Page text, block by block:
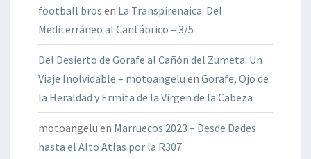
football bros en La Transpirenaica: Del
Mediterráneo al Cantábrico – 3/5
Del Desierto de Gorafe al Cañón del Zumeta: Un
Viaje Inolvidable – motoangelu en Gorafe, Ojo de
la Heraldad y Ermita de la Virgen de la Cabeza
motoangelu en Marruecos 2023 – Desde Dades
hasta el Alto Atlas por la R307